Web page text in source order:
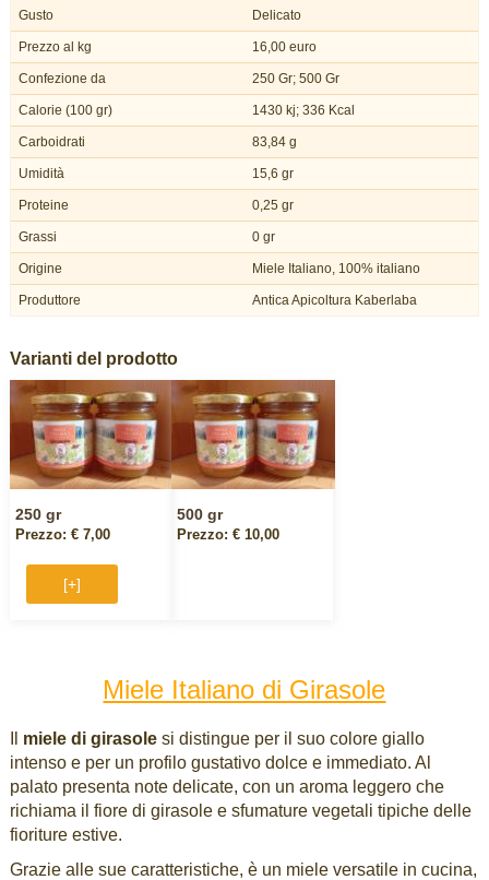
Gusto Delicato
Prezzo al kg 16,00 euro
Confezione da 250 Gr; 500 Gr
Calorie (100 gr) 1430 kj; 336 Kcal
Carboidrati 83,84 g
Umidità 15,6 gr
Proteine 0,25 gr
Grassi 0 gr
Origine Miele Italiano, 100% italiano
Produttore Antica Apicoltura Kaberlaba
Varianti del prodotto
250 gr
Prezzo: € 7,00
[+]
500 gr
Prezzo: € 10,00
Miele Italiano di Girasole
miele di girasolesi distingue per il suo colore giallo
intenso e per un profilo gustativo dolce e immediato. Al
palato presenta note delicate, con un aroma leggero che
richiama il fiore di girasole e sfumature vegetali tipiche delle
fioriture estive.
Grazie alle sue caratteristiche, è un miele versatile in cucina,